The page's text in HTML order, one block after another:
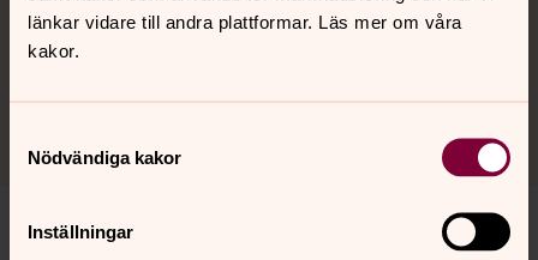
länkar vidare till andra plattformar. Läs mer om våra
kakor.
Nödvändiga kakor
Inställningar
Körer, konserter, konst och annan kultur har en stor plats
i kyrkan. Du är välkommen att komma och lyssna eller